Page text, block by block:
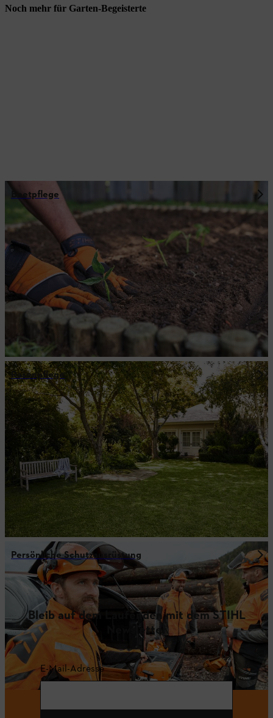
Noch mehr für Garten-Begeisterte
Beetpflege
Rasenpflege
Persönliche Schutzausrüstung
Bleib auf dem Laufenden mit dem STIHL
Newsletter
E-Mail-Adresse